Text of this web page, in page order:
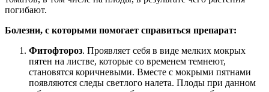
погибают.
Болезни, с которыми помогает справиться препарат:
Фитофтороз. Проявляет себя в виде мелких мокрых
пятен на листве, которые со временем темнеют,
становятся коричневыми. Вместе с мокрыми пятнами
появляются следы светлого налета. Плоды при данном